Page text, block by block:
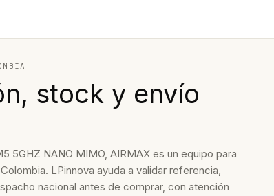
stock y envío
5GHZ NANO MIMO, AIRMAX es un equipo para
LPinnova ayuda a validar referencia,
nacional antes de comprar, con atención